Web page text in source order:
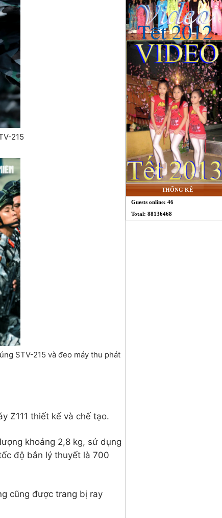
215
STV-215 và đeo máy thu phát
Z111 thiết kế và chế tạo.
khoảng 2,8 kg, sử dụng
độ bắn lý thuyết là 700
cũng được trang bị ray
THỐNG KÊ
Guests online: 46
Total: 88136468